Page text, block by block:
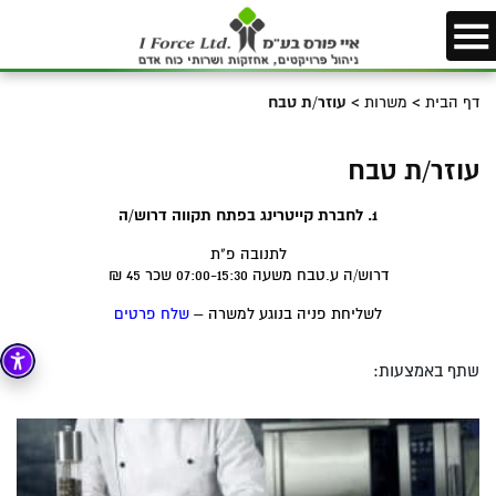
דף הבית > משרות > עוזר/ת טבח
עוזר/ת טבח
1. לחברת קייטרינג בפתח תקווה דרוש/ה
לתנובה פ"ת
דרוש/ה ע.טבח משעה 07:00-15:30 שכר 45 ₪
לשליחת פניה בנוגע למשרה – שלח פרטים
שתף באמצעות: